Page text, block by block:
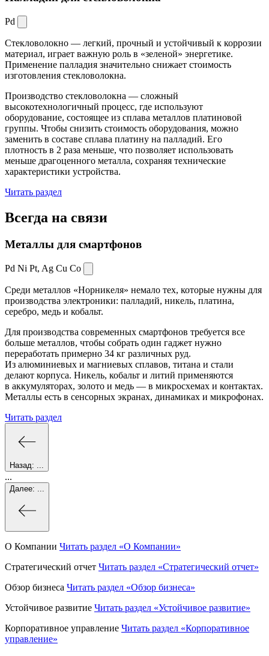
Pd
Стекловолокно — легкий, прочный и устойчивый к коррозии
материал, играет важную роль в «зеленой» энергетике.
Применение палладия значительно снижает стоимость
изготовления стекловолокна.
Производство стекловолокна — сложный
высокотехнологичный процесс, где используют
оборудование, состоящее из сплава металлов платиновой
группы. Чтобы снизить стоимость оборудования, можно
заменить в составе сплава платину на палладий. Его
плотность в 2 раза меньше, что позволяет использовать
меньше драгоценного металла, сохраняя технические
характеристики устройства.
Читать раздел
Всегда на связи
Металлы для смартфонов
Pd Ni Pt, Ag Cu Co
Среди металлов «Норникеля» немало тех, которые нужны для
производства электроники: палладий, никель, платина,
серебро, медь и кобальт.
Для производства современных смартфонов требуется все
больше металлов, чтобы собрать один гаджет нужно
переработать примерно 34 кг различных руд.
Из алюминиевых и магниевых сплавов, титана и стали
делают корпуса. Никель, кобальт и литий применяются
в аккумуляторах, золото и медь — в микросхемах и контактах.
Металлы есть в сенсорных экранах, динамиках и микрофонах.
Читать раздел
Назад:
...
Далее:
О Компании Читать раздел «О Компании»
Стратегический отчет Читать раздел «Стратегический отчет»
Обзор бизнеса Читать раздел «Обзор бизнеса»
Устойчивое развитие Читать раздел «Устойчивое развитие»
Корпоративное управление Читать раздел «Корпоративное
управление»